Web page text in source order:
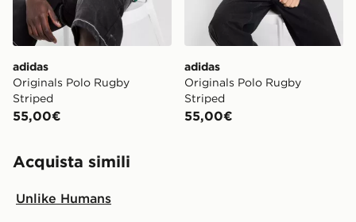
adidas
Originals Polo Rugby
Striped
55,00€
adidas
Originals Polo Rugby
Striped
55,00€
Acquista simili
Unlike Humans